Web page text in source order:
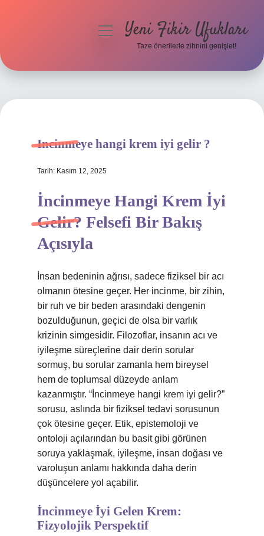
Hakkımızda
menüyüYeni Fikir Ufukları
Taze önerilerle zihnini genişlet!
Incinmeye hangi krem iyi gelir ?
Tarih: Kasım 12, 2025
İncinmeye Hangi Krem İyi
Gelir? Felsefi Bir Bakış
Açısıyla
İnsan bedeninin ağrısı, sadece fiziksel bir acı
olmanın ötesine geçer. Her incinme, bir zihin,
bir ruh ve bir beden arasındaki dengenin
bozulduğunun, geçici de olsa bir varlık
krizinin simgesidir. Filozoflar, insanın acı ve
iyileşme süreçlerine dair derin sorular
sormuş, bu sorular zamanla hem bireysel
hem de toplumsal düzeyde anlam
kazanmıştır. “İncinmeye hangi krem iyi gelir?”
sorusu, aslında bir fiziksel tedavi sorusunun
çok ötesine geçer. Etik, epistemoloji ve
ontoloji açılarından bu basit gibi görünen
soruya yaklaşmak, iyileşme, insan doğası ve
varoluşun anlamı hakkında daha derin
düşüncelere yol açabilir.
İncinmeye İyi Gelen Krem:
Fizyolojik Perspektif